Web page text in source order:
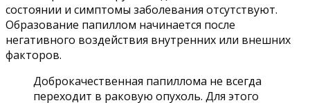
состоянии и симптомы заболевания отсутствуют.
Образование папиллом начинается после
негативного воздействия внутренних или внешних
факторов.
Доброкачественная папиллома не всегда
переходит в раковую опухоль. Для этого